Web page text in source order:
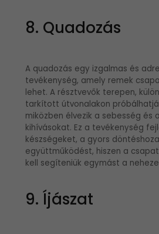
8. Quadozás
A quadozás egy izgalmas és
tevékenység, amely remek
lehet. A résztvevők terepen,
tarkított útvonalakon
miközben élvezik a sebesség és
kihívásokat. Ez a tevékenység
készségeket, a gyors
együttműködést, hiszen a
kell segíteniük egymást a
9. Íjászat